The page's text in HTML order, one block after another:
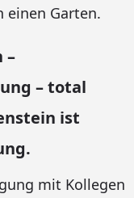
Garten.
–
– total
ist
mit Kollegen